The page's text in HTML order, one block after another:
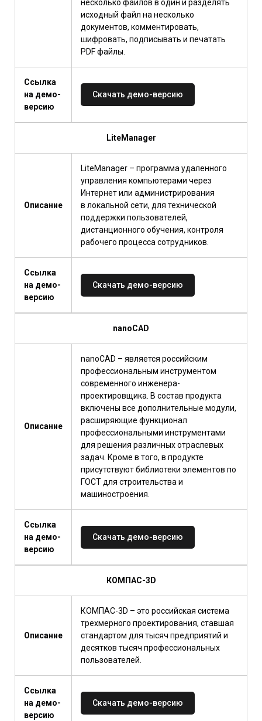
несколько файлов в один и разделять
исходный файл на несколько
документов, комментировать,
шифровать, подписывать и печатать
PDF файлы.
Ссылка
на демо-
версию
Скачать демо-версию
LiteManager
Описание
LiteManager – программа удаленного
управления компьютерами через
Интернет или администрирования
в локальной сети, для технической
поддержки пользователей,
дистанционного обучения, контроля
рабочего процесса сотрудников.
Ссылка
на демо-
версию
Скачать демо-версию
nanoCAD
Описание
nanoCAD – является российским
профессиональным инструментом
современного инженера-
проектировщика. В состав продукта
включены все дополнительные модули,
расширяющие функционал
профессиональными инструментами
для решения различных отраслевых
задач. Кроме в того, в продукте
присутствуют библиотеки элементов по
ГОСТ для строительства и
машиностроения.
Ссылка
на демо-
версию
Скачать демо-версию
КОМПАС-3D
Описание
КОМПАС-3D – это российская система
трехмерного проектирования, ставшая
стандартом для тысяч предприятий и
десятков тысяч профессиональных
пользователей.
Ссылка
на демо-
версию
Скачать демо-версию